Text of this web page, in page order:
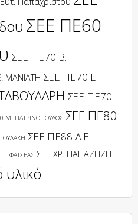
ΣΕΕ ΠΕ60
ΣΕΕ ΠΕ70 Β.
ΜΑΝΙΑΤΗ ΣΕΕ ΠΕ70 Ε.
ΣΕΕ ΠΕ70
Μ. ΠΑΤΡΙΝΟΠΟΥΛΟΣ ΣΕΕ ΠΕ80
ΣΕΕ ΠΕ88 Δ.Ε.
ΦΑΤΣΕΑΣ ΣΕΕ ΧΡ. ΠΑΠΑΖΗΖΗ